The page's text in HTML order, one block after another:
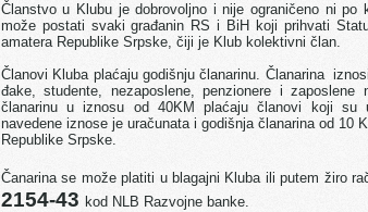
Članstvo u Klubu je dobrovoljno i nije ograničeno ni po
može postati svaki građanin RS i BiH koji prihvati
amatera Republike Srpske, čiji je Klub kolektivni član.
Članovi Kluba plaćaju godišnju članarinu. Članarina
đake, studente, nezaposlene, penzionere i zaposlene
članarinu u iznosu od 40KM plaćaju članovi koji su
navedene iznose je uračunata i godišnja članarina od 10
Republike Srpske.
Čanarina se može platiti u blagajni Kluba ili putem žiro
2154-43 kod NLB Razvojne banke.